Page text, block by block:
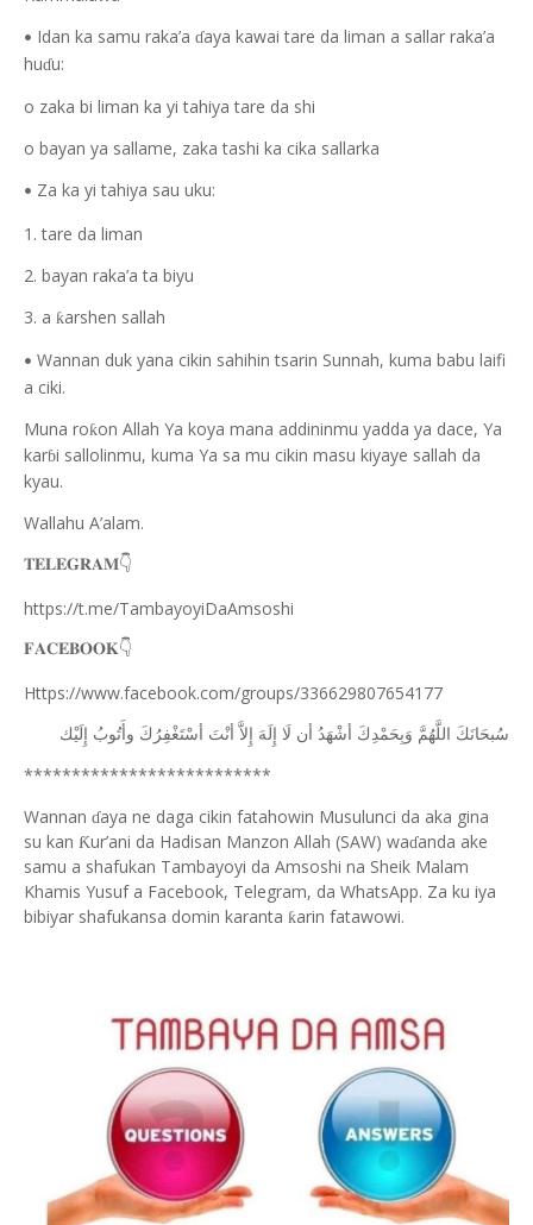
• Idan ka samu raka’a ɗaya kawai tare da liman a sallar raka’a
huɗu:
o zaka bi liman ka yi tahiya tare da shi
o bayan ya sallame, zaka tashi ka cika sallarka
• Za ka yi tahiya sau uku:
1. tare da liman
2. bayan raka’a ta biyu
3. a ƙarshen sallah
• Wannan duk yana cikin sahihin tsarin Sunnah, kuma babu laifi
a ciki.
Muna roƙon Allah Ya koya mana addininmu yadda ya dace, Ya
karɓi sallolinmu, kuma Ya sa mu cikin masu kiyaye sallah da
kyau.
Wallahu A’alam.
𝐓𝐄𝐋𝐄𝐆𝐑𝐀𝐌👇
https://t.me/TambayoyiDaAmsoshi
𝐅𝐀𝐂𝐄𝐁𝐎𝐎𝐊👇
Https://www.facebook.com/groups/336629807654177
ﺳُﺒﺤَﺎﻧَﻚَ ﺍﻟﻠَّﻬُﻢَّ ﻭَﺑِﺤَﻤْﺪِﻙَ ﺃﺷْﻬَﺪُ ﺃﻥ ﻟَﺎ ﺇِﻟَﻪَ ﺇِﻻَّ ﺃﻧْﺖَ ﺃﺳْﺘَﻐْﻔِﺮُﻙَ ﻭﺃَﺗُﻮﺏُ ﺇِﻟَﻴْﻚ
**************************
Wannan ɗaya ne daga cikin fatahowin Musulunci da aka gina
su kan Ƙur’ani da Hadisan Manzon Allah (SAW) waɗanda ake
samu a shafukan Tambayoyi da Amsoshi na Sheik Malam
Khamis Yusuf a Facebook, Telegram, da WhatsApp. Za ku iya
bibiyar shafukansa domin karanta ƙarin fatawowi.